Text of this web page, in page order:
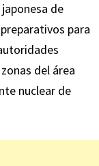
de
para
del área
nuclear de